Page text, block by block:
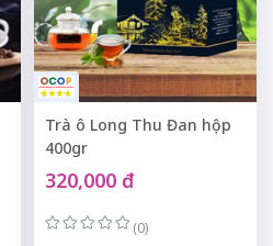
Trà ô Long Thu Đan hộp
400gr
320,000 đ
(0)